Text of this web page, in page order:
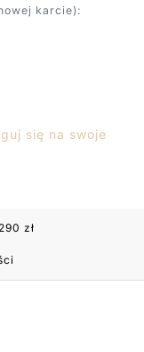
karcie):
się na swoje
zł